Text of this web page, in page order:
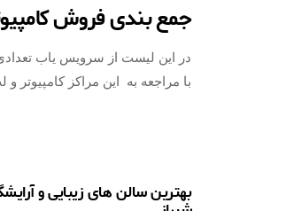
جمع بندی فروش
در این لیست از سرویس یاب
با مراجعه به این مراکز کامپیوتر
بهترین سالن های زیبایی و